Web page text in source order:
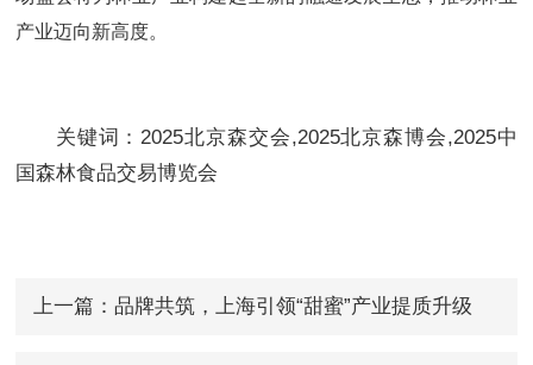
产业迈向新高度。
关键词：2025北京森交会,2025北京森博会,2025中
国森林食品交易博览会
上一篇：品牌共筑，上海引领“甜蜜”产业提质升级